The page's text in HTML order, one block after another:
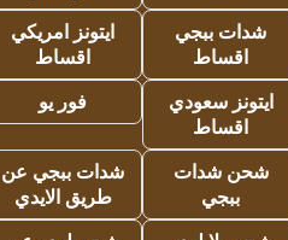
شدات ببجي
اقساط
ايتونز امريكي
اقساط
ايتونز سعودي
اقساط
فور يو
شحن شدات
ببجي
شدات ببجي عن
طريق الايدي